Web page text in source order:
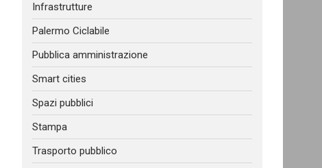
Infrastrutture
Palermo Ciclabile
Pubblica amministrazione
Smart cities
Spazi pubblici
Stampa
Trasporto pubblico